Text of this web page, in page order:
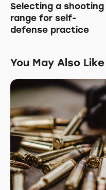
Selecting a shooting
range for self-
defense practice
You May Also Like